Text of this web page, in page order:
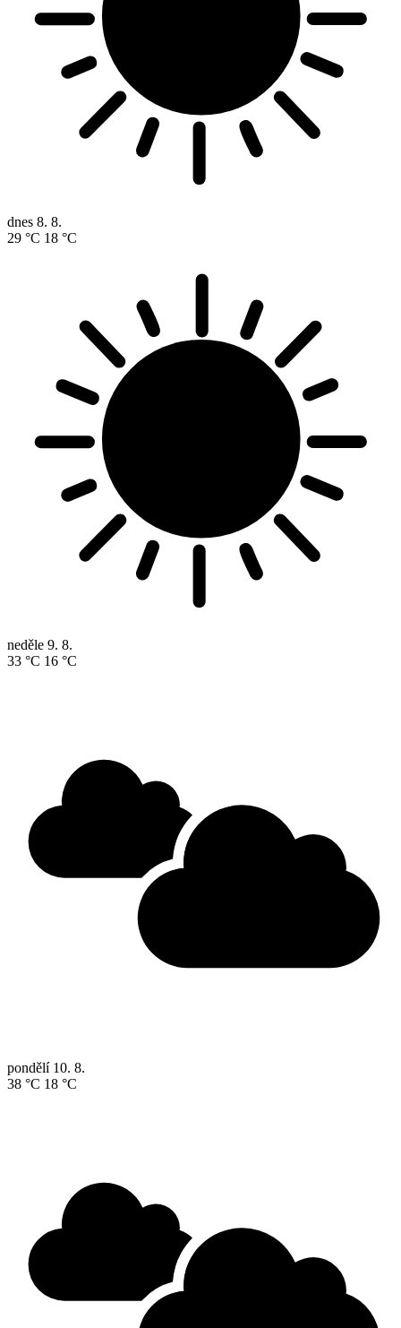
dnes 8. 8.
29 °C 18 °C
neděle 9. 8.
33 °C 16 °C
pondělí 10. 8.
38 °C 18 °C